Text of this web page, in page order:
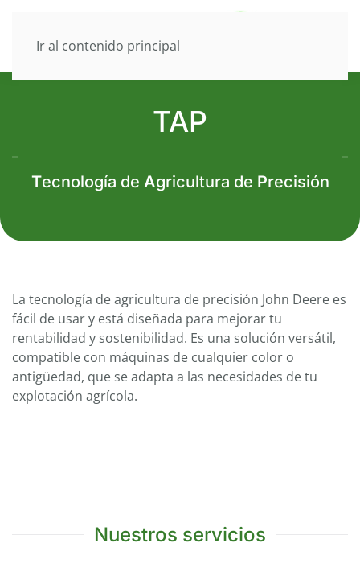
Ir al contenido principal
TAP
Tecnología de Agricultura de Precisión
La tecnología de agricultura de precisión John Deere es
fácil de usar y está diseñada para mejorar tu
rentabilidad y sostenibilidad. Es una solución versátil,
compatible con máquinas de cualquier color o
antigüedad, que se adapta a las necesidades de tu
explotación agrícola.
Nuestros servicios